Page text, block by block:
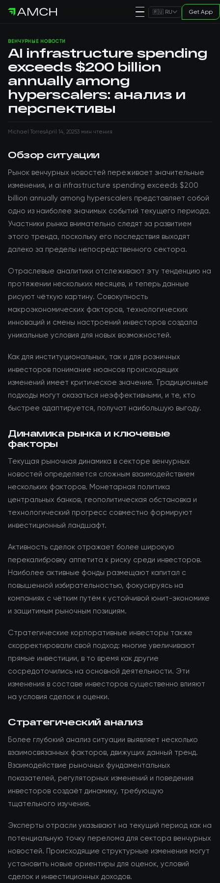
🇷🇺 RU Get App
ВЕНЧУРНЫЕ НОВОСТИ
AI infrastructure spending
exceeds $200 billion
annually among
hyperscalers: анализ и
перспективы
Michael TorresApril 14, 20253 мин чтения
Обзор ситуации
Рынок венчурных новостей переживает значительные
изменения, и ai infrastructure spending exceeds $200
billion annually among hyperscalers представляет собой
одно из наиболее значимых событий текущего периода.
Участники рынка внимательно следят за развитием
этого тренда, поскольку его последствия выходят
далеко за пределы непосредственного сектора.
Отраслевые аналитики отслеживают эту тенденцию на
протяжении нескольких месяцев, и теперь данные
рисуют чёткую картину. Совокупность
макроэкономических факторов, технологических
инноваций и смены настроений инвесторов создала
уникальные условия для новых возможностей.
Как для институциональных, так и для розничных
инвесторов понимание нюансов происходящих
изменений имеет критическое значение. Традиционные
подходы могут оказаться неэффективными, и те, кто
быстрее адаптируется, получат наибольшую выгоду.
Динамика рынка и ключевые
факторы
Текущая рыночная динамика в секторе венчурных
новостей определяется сложным взаимодействием
нескольких факторов. Монетарная политика
центральных банков, геополитическая обстановка и
технологический прогресс совместно формируют
инвестиционный ландшафт.
Активность сделок отражает более широкую
перекалибровку аппетита к риску среди инвесторов.
Наиболее активные фонды размещают капитал с
повышенной избирательностью, фокусируясь на
компаниях с чётким путём к устойчивой юнит-экономике
и защитимым рыночным позициям.
Стратегические корпоративные инвесторы также
скорректировали свой подход: многие увеличивают
прямые инвестиции, в то время как другие
сосредоточились на основной деятельности. Эти
изменения в составе инвесторов существенно влияют
на условия сделок и оценки.
Стратегический анализ
Более глубокий анализ ситуации выявляет несколько
взаимосвязанных факторов, движущих данный тренд.
Взаимодействие рыночных фундаментальных
показателей, регуляторных изменений и поведения
инвесторов создаёт динамику, требующую
тщательного изучения.
Эксперты отрасли указывают на текущий период как на
потенциальную точку перелома для сектора венчурных
новостей. Происходящие структурные изменения могут
установить новые ориентиры для оценок, условий
сделок и инвестиционных доходов.